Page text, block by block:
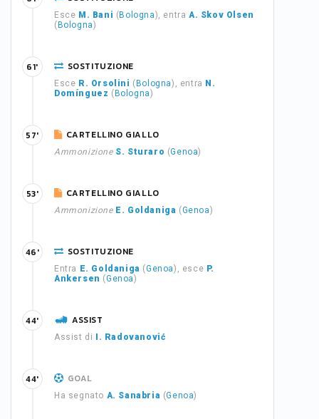
Esce M. Bani ( Bologna), entraA. Skov Olsen
( Bologna)
SOSTITUZIONE
Esce R. Orsolini ( Bologna), entra N.
Domínguez ( Bologna)
61'
CARTELLINO GIALLO
Ammonizione S. Sturaro (Genoa)
57'
CARTELLINO GIALLO
Ammonizione E. Goldaniga (Genoa)
53'
SOSTITUZIONE
Entra E. Goldaniga (Genoa), esce P.
Ankersen (Genoa)
46'
ASSIST
Assist di I. Radovanović
44'
GOAL
Ha segnato A. Sanabria (Genoa)
44'